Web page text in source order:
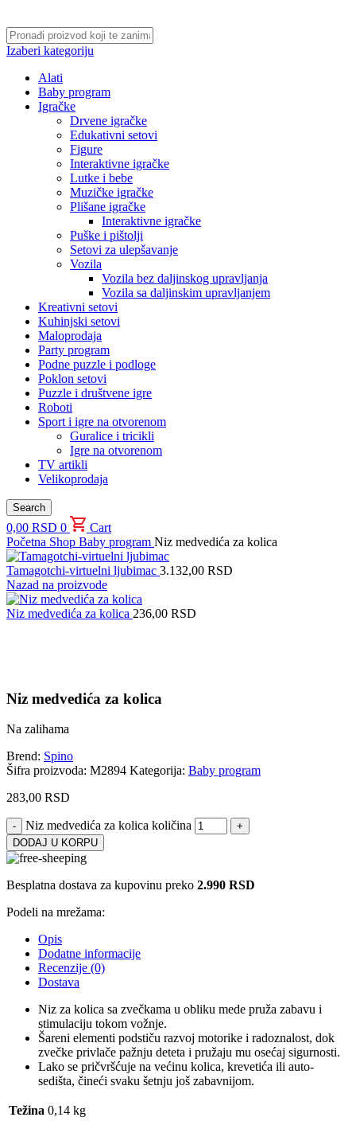
Izaberi kategoriju
Alati
Baby program
Igračke
Drvene igračke
Edukativni setovi
Figure
Interaktivne igračke
Lutke i bebe
Muzičke igračke
Plišane igračke
Interaktivne igračke
Puške i pištolji
Setovi za ulepšavanje
Vozila
Vozila bez daljinskog upravljanja
Vozila sa daljinskim upravljanjem
Kreativni setovi
Kuhinjski setovi
Maloprodaja
Party program
Podne puzzle i podloge
Poklon setovi
Puzzle i društvene igre
Roboti
Sport i igre na otvorenom
Guralice i tricikli
Igre na otvorenom
TV artikli
Velikoprodaja
Search
0,00 RSD 0
Cart
Početna Shop Baby program Niz medvedića za kolica
Tamagotchi-virtuelni ljubimac 3.132,00 RSD
Nazad na proizvode
Niz medvedića za kolica 236,00 RSD
Niz medvedića za kolica
Na zalihama
Brend: Spino
Šifra proizvoda: M2894 Kategorija: Baby program
283,00 RSD
Niz medvedića za kolica količina
DODAJ U KORPU
Besplatna dostava za kupovinu preko 2.990 RSD
Podeli na mrežama:
Opis
Dodatne informacije
Recenzije (0)
Dostava
Niz za kolica sa zvečkama u obliku mede pruža zabavu i
stimulaciju tokom vožnje.
Šareni elementi podstiču razvoj motorike i radoznalost, dok
zvečke privlače pažnju deteta i pružaju mu osećaj sigurnosti.
Lako se pričvršćuje na većinu kolica, krevetića ili auto-
sedišta, čineći svaku šetnju još zabavnijom.
Težina 0,14 kg